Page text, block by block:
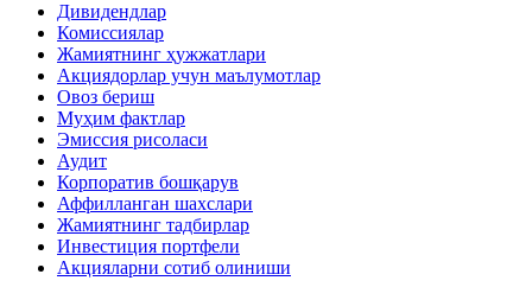
Дивидендлар
Комиссиялар
Жамиятнинг ҳужжатлари
Акциядорлар учун маълумотлар
Овоз бериш
Муҳим фактлар
Эмиссия рисоласи
Аудит
Корпоратив бошқарув
Аффилланган шахслари
Жамиятнинг тадбирлар
Инвестиция портфели
Акцияларни сотиб олиниши